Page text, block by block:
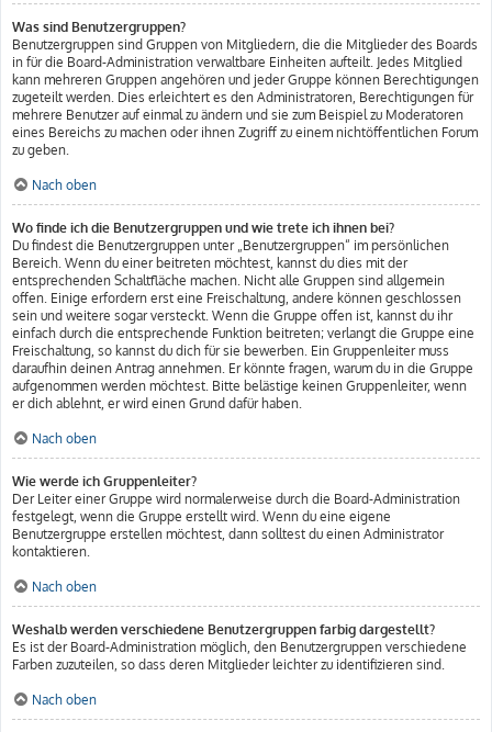
Was sind Benutzergruppen?
Benutzergruppen sind Gruppen von Mitgliedern, die die Mitglieder des Boards
in für die Board-Administration verwaltbare Einheiten aufteilt. Jedes Mitglied
kann mehreren Gruppen angehören und jeder Gruppe können Berechtigungen
zugeteilt werden. Dies erleichtert es den Administratoren, Berechtigungen für
mehrere Benutzer auf einmal zu ändern und sie zum Beispiel zu Moderatoren
eines Bereichs zu machen oder ihnen Zugriff zu einem nichtöffentlichen Forum
zu geben.
Nach oben
Wo finde ich die Benutzergruppen und wie trete ich ihnen bei?
Du findest die Benutzergruppen unter „Benutzergruppen“ im persönlichen
Bereich. Wenn du einer beitreten möchtest, kannst du dies mit der
entsprechenden Schaltfläche machen. Nicht alle Gruppen sind allgemein
offen. Einige erfordern erst eine Freischaltung, andere können geschlossen
sein und weitere sogar versteckt. Wenn die Gruppe offen ist, kannst du ihr
einfach durch die entsprechende Funktion beitreten; verlangt die Gruppe eine
Freischaltung, so kannst du dich für sie bewerben. Ein Gruppenleiter muss
daraufhin deinen Antrag annehmen. Er könnte fragen, warum du in die Gruppe
aufgenommen werden möchtest. Bitte belästige keinen Gruppenleiter, wenn
er dich ablehnt, er wird einen Grund dafür haben.
Nach oben
Wie werde ich Gruppenleiter?
Der Leiter einer Gruppe wird normalerweise durch die Board-Administration
festgelegt, wenn die Gruppe erstellt wird. Wenn du eine eigene
Benutzergruppe erstellen möchtest, dann solltest du einen Administrator
kontaktieren.
Nach oben
Weshalb werden verschiedene Benutzergruppen farbig dargestellt?
Es ist der Board-Administration möglich, den Benutzergruppen verschiedene
Farben zuzuteilen, so dass deren Mitglieder leichter zu identifizieren sind.
Nach oben